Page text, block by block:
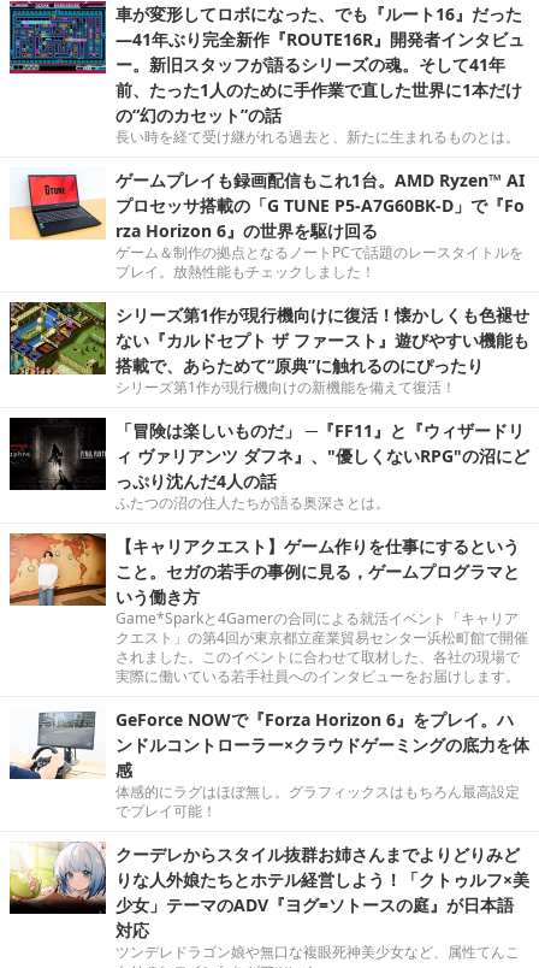
車が変形してロボになった、でも『ルート16』だった
―41年ぶり完全新作『ROUTE16R』開発者インタビュ
ー。新旧スタッフが語るシリーズの魂。そして41年
前、たった1人のために手作業で直した世界に1本だけ
の“幻のカセット”の話
長い時を経て受け継がれる過去と、新たに生まれるものとは。
ゲームプレイも録画配信もこれ1台。AMD Ryzen™ AI
プロセッサ搭載の「G TUNE P5-A7G60BK-D」で『Fo
rza Horizon 6』の世界を駆け回る
ゲーム＆制作の拠点となるノートPCで話題のレースタイトルを
プレイ。放熱性能もチェックしました！
シリーズ第1作が現行機向けに復活！懐かしくも色褪せ
ない『カルドセプト ザ ファースト』遊びやすい機能も
搭載で、あらためて“原典”に触れるのにぴったり
シリーズ第1作が現行機向けの新機能を備えて復活！
「冒険は楽しいものだ」 ─『FF11』と『ウィザードリ
ィ ヴァリアンツ ダフネ』、"優しくないRPG"の沼にど
っぷり沈んだ4人の話
ふたつの沼の住人たちが語る奥深さとは。
【キャリアクエスト】ゲーム作りを仕事にするという
こと。セガの若手の事例に見る，ゲームプログラマと
いう働き方
Game*Sparkと4Gamerの合同による就活イベント「キャリア
クエスト」の第4回が東京都立産業貿易センター浜松町館で開催
されました。このイベントに合わせて取材した、各社の現場で
実際に働いている若手社員へのインタビューをお届けします。
GeForce NOWで『Forza Horizon 6』をプレイ。ハ
ンドルコントローラー×クラウドゲーミングの底力を体
感
体感的にラグはほぼ無し。グラフィックスはもちろん最高設定
でプレイ可能！
クーデレからスタイル抜群お姉さんまでよりどりみど
りな人外娘たちとホテル経営しよう！「クトゥルフ×美
少女」テーマのADV『ヨグ=ソトースの庭』が日本語
対応
ツンデレドラゴン娘や無口な複眼死神美少女など、属性てんこ